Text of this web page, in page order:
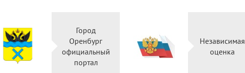
Город
Оренбург
официальный
портал
Независимая
оценка